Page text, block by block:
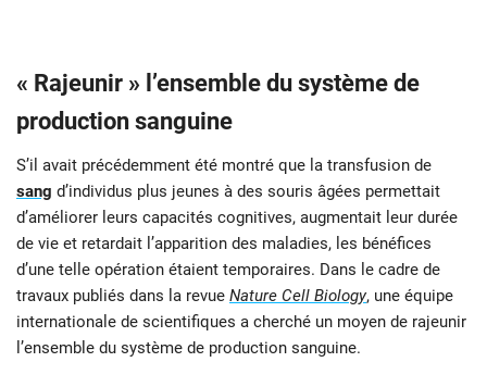
« Rajeunir » l’ensemble du système de
production sanguine
S’il avait précédemment été montré que la transfusion de
sang d’individus plus jeunes à des souris âgées permettait
d’améliorer leurs capacités cognitives, augmentait leur durée
de vie et retardait l’apparition des maladies, les bénéfices
d’une telle opération étaient temporaires. Dans le cadre de
travaux publiés dans la revue Nature Cell Biology, une équipe
internationale de scientifiques a cherché un moyen de rajeunir
l’ensemble du système de production sanguine.